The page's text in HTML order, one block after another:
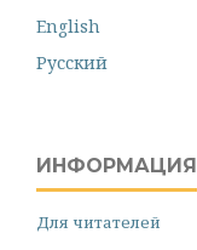
English
Русский
ИНФОРМАЦИЯ
Для читателей